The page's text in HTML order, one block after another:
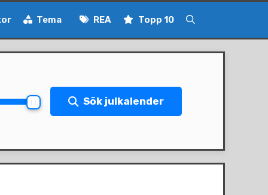
Tema REA Topp 10
Sök julkalender